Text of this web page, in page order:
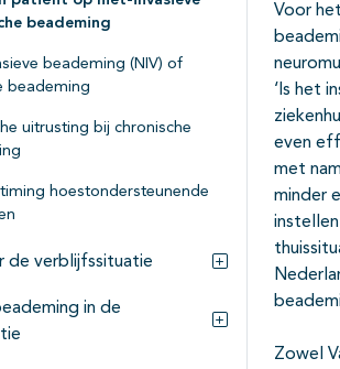
beademing
beademing (NIV) of
beademing
uitrusting bij chronische
timing hoestondersteunende
de verblijfssituatie
Subpagina's
in de
Subpagina's
Voor
‘Is het
even
met
minder
Zowel